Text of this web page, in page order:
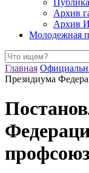
Архив
Архив
Молодежная
Главная
Президиума